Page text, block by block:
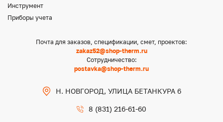
Инструмент
Приборы учета
Почта для заказов, спецификации, смет, проектов:
zakaz52@shop-therm.ru
Сотрудничество:
postavka@shop-therm.ru
Н. НОВГОРОД, УЛИЦА БЕТАНКУРА 6
8 (831) 216-61-60